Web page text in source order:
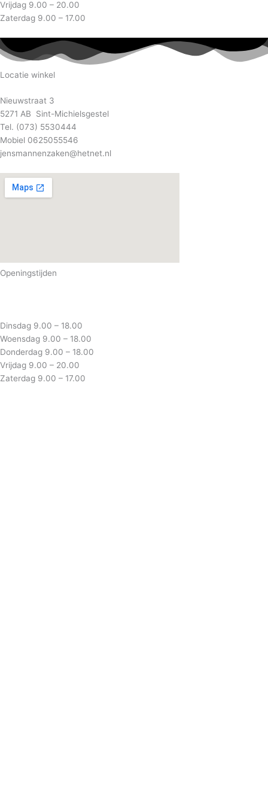
Vrijdag 9.00 – 20.00
Zaterdag 9.00 – 17.00
Locatie winkel
Nieuwstraat 3
5271 AB Sint-Michielsgestel
Tel. (073) 5530444
Mobiel 0625055546
jensmannenzaken@hetnet.nl
Openingstijden
Dinsdag 9.00 – 18.00
Woensdag 9.00 – 18.00
Donderdag 9.00 – 18.00
Vrijdag 9.00 – 20.00
Zaterdag 9.00 – 17.00